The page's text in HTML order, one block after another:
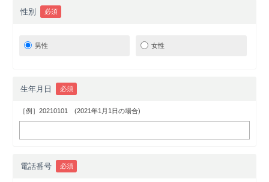
性別 必須
男性 女性
生年月日 必須
［例］20210101 (2021年1月1日の場合)
電話番号 必須